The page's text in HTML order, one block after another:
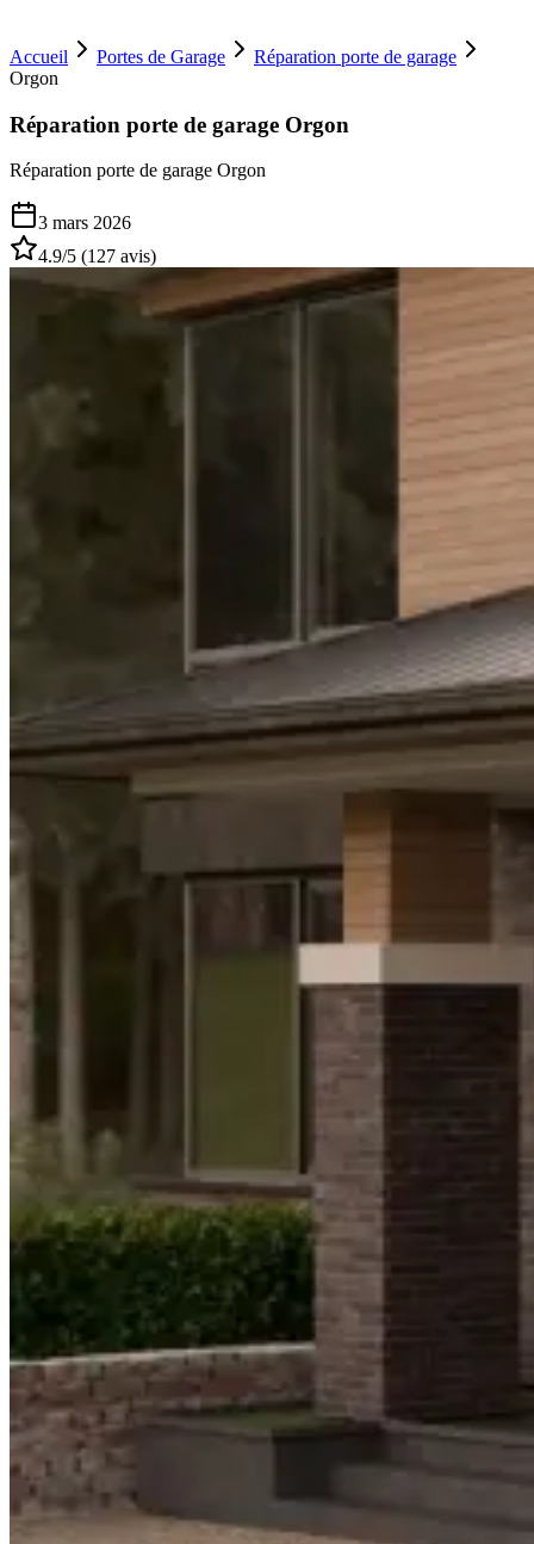
Accueil Portes de Garage
Réparation porte de garage
Orgon
Réparation porte de garage Orgon
Réparation porte de garage Orgon
3 mars 2026
4.9/5 (127 avis)